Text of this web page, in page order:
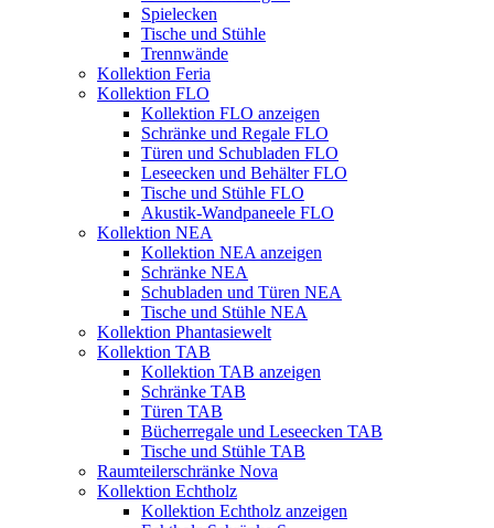
Spielecken
Tische und Stühle
Trennwände
Kollektion Feria
Kollektion FLO
Kollektion FLO anzeigen
Schränke und Regale FLO
Türen und Schubladen FLO
Leseecken und Behälter FLO
Tische und Stühle FLO
Akustik-Wandpaneele FLO
Kollektion NEA
Kollektion NEA anzeigen
Schränke NEA
Schubladen und Türen NEA
Tische und Stühle NEA
Kollektion Phantasiewelt
Kollektion TAB
Kollektion TAB anzeigen
Schränke TAB
Türen TAB
Bücherregale und Leseecken TAB
Tische und Stühle TAB
Raumteilerschränke Nova
Kollektion Echtholz
Kollektion Echtholz anzeigen